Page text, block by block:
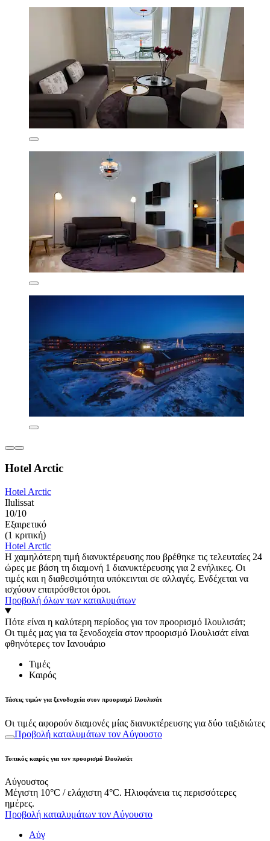
Hotel Arctic
Hotel Arctic
Ilulissat
10/10
Εξαιρετικό
(1 κριτική)
Hotel Arctic
Η χαμηλότερη τιμή διανυκτέρευσης που βρέθηκε τις τελευταίες 24
ώρες με βάση τη διαμονή 1 διανυκτέρευσης για 2 ενήλικες. Οι
τιμές και η διαθεσιμότητα υπόκεινται σε αλλαγές. Ενδέχεται να
ισχύουν επιπρόσθετοι όροι.
Προβολή όλων των καταλυμάτων
Πότε είναι η καλύτερη περίοδος για τον προορισμό Ιλουλισάτ;
Οι τιμές μας για τα ξενοδοχεία στον προορισμό Ιλουλισάτ είναι
φθηνότερες τον Ιανουάριο
Τιμές
Καιρός
Τάσεις τιμών για ξενοδοχεία στον προορισμό Ιλουλισάτ
Οι τιμές αφορούν διαμονές μίας διανυκτέρευσης για δύο ταξιδιώτες
Προβολή καταλυμάτων τον Αύγουστο
Τυπικός καιρός για τον προορισμό Ιλουλισάτ
Αύγουστος
Μέγιστη 10°C / ελάχιστη 4°C. Ηλιοφάνεια τις περισσότερες
ημέρες.
Προβολή καταλυμάτων τον Αύγουστο
Αύγ